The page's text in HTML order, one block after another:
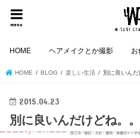
menu
HOME ヘアメイクとか撮影 お
HOME BLOG 楽しい生活 別に良いんだ
2015.04.23
別に良いんだけどね。。